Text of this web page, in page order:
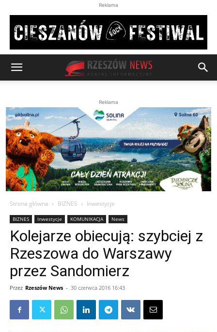
Reklama
Reklama
Strona główna BIZNES Inwestycje
BIZNES Inwestycje KOMUNIKACJA News
Kolejarze obiecują: szybciej z
Rzeszowa do Warszawy
przez Sandomierz
Przez Rzeszów News - 30 czerwca 2016 16:43